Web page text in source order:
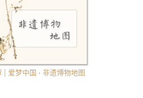
| 爱梦中国 · 非遗博物地图